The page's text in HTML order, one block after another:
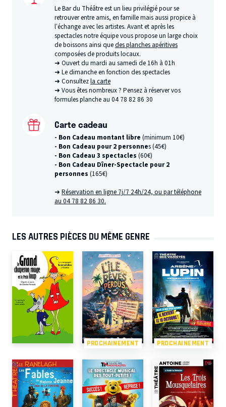
Le Bar du Théâtre est un lieu privilégié pour se
retrouver entre amis, en famille mais aussi propice à
l’échange avec les artistes. Avant et après les
spectacles notre équipe vous propose un large choix
de boissons ainsi quedes planches apéritives
composées de produits locaux.
➜ Ouvert du mardi au samedi de 16h à 01h
➜ Le dimanche en fonction des spectacles
➜ Consultezla carte
➜ Vous êtes nombreux ? Pensez à réserver vos
formules planche au 04 78 82 86 30
Carte cadeau
- Bon Cadeau montant libre (minimum 10€)
- Bon Cadeau pour 2 personnes (45€)
- Bon Cadeau 3 spectacles (60€)
- Bon Cadeau Dîner-Spectacle pour 2
personnes (165€)
➜Réservation en ligne 7j/7 24h/24, ou par téléphone
au 04 78 82 86 30.
LES AUTRES PIÈCES DU MÊME GENRE
PROCHAINEMENT PROCHAINEMENT